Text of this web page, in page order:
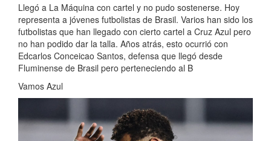
Llegó a La Máquina con cartel y no pudo sostenerse. Hoy
representa a jóvenes futbolistas de Brasil. Varios han sido los
futbolistas que han llegado con cierto cartel a Cruz Azul pero
no han podido dar la talla. Años atrás, esto ocurrió con
Edcarlos Conceicao Santos, defensa que llegó desde
Fluminense de Brasil pero perteneciendo al B
Vamos Azul